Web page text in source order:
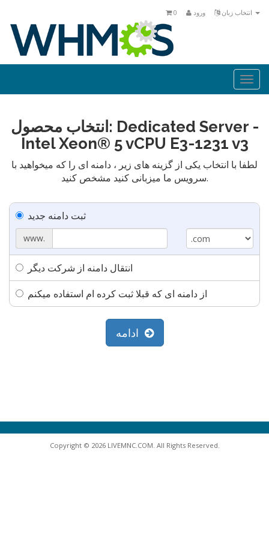
ورود 0
انتخاب محصول: Dedicated Server -
Intel Xeon® 5 vCPU E3-1231 v3
لطفا با انتخاب یکی از گزینه های زیر ، دامنه ای را که میخواهید با
سرویس ما میزبانی کنید مشخص کنید.
ثبت دامنه جدید
www.
انتقال دامنه از شرکت دیگر
از دامنه ای که قبلا ثبت کرده ام استفاده میکنم
Copyright © 2026 LIVEMNC.COM. All Rights Reserved.